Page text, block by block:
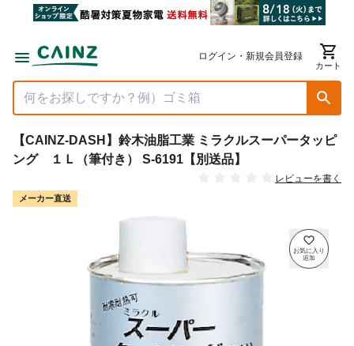
ログイン・新規会員登録
カート
【CAINZ-DASH】鈴木油脂工業 ミラクルスーパータッピ
ング １Ｌ（筆付き） S-6191【別送品】
レビューを書く
メーカー直送